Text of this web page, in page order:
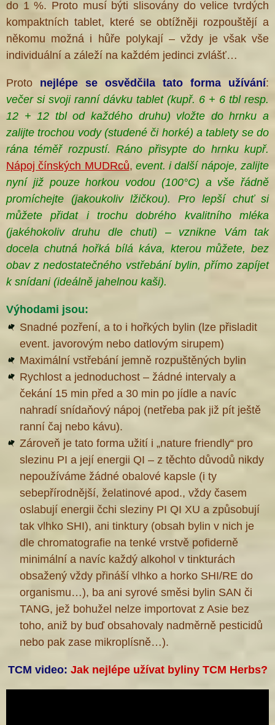
do 1 %. Proto musí býti slisovány do velice tvrdých
kompaktních tablet, které se obtížněji rozpouštějí a
někomu možná i hůře polykají – vždy je však vše
individuální a záleží na každém jedinci zvlášť…
Proto nejlépe se osvědčila tato forma užívání:
večer si svoji ranní dávku tablet (kupř. 6 + 6 tbl resp.
12 + 12 tbl od každého druhu) vložte do hrnku a
zalijte trochou vody (studené či horké) a tablety se do
rána téměř rozpustí. Ráno přisypte do hrnku kupř.
Nápoj čínských MUDRců, event. i další nápoje, zalijte
nyní již pouze horkou vodou (100°C) a vše řádně
promíchejte (jakoukoliv lžičkou). Pro lepší chuť si
můžete přidat i trochu dobrého kvalitního mléka
(jakéhokoliv druhu dle chuti) – vznikne Vám tak
docela chutná hořká bílá káva, kterou můžete, bez
obav z nedostatečného vstřebání bylin, přímo zapíjet
k snídani (ideálně jahelnou kaši).
Výhodami jsou:
Snadné pozření, a to i hořkých bylin (lze přisladit
event. javorovým nebo datlovým sirupem)
Maximální vstřebání jemně rozpuštěných bylin
Rychlost a jednoduchost – žádné intervaly a
čekání 15 min před a 30 min po jídle a navíc
nahradí snídaňový nápoj (netřeba pak již pít ještě
ranní čaj nebo kávu).
Zároveň je tato forma užití i „nature friendly“ pro
slezinu PI a její energii QI – z těchto důvodů nikdy
nepoužíváme žádné obalové kapsle (i ty
sebepřírodnější, želatinové apod., vždy časem
oslabují energii čchi sleziny PI QI XU a způsobují
tak vlhko SHI), ani tinktury (obsah bylin v nich je
dle chromatografie na tenké vrstvě pofiderně
minimální a navíc každý alkohol v tinkturách
obsažený vždy přináší vlhko a horko SHI/RE do
organismu…), ba ani syrové směsi bylin SAN či
TANG, jež bohužel nelze importovat z Asie bez
toho, aniž by buď obsahovaly nadměrně pesticidů
nebo pak zase mikroplísně…).
TCM video: Jak nejlépe užívat byliny TCM Herbs?